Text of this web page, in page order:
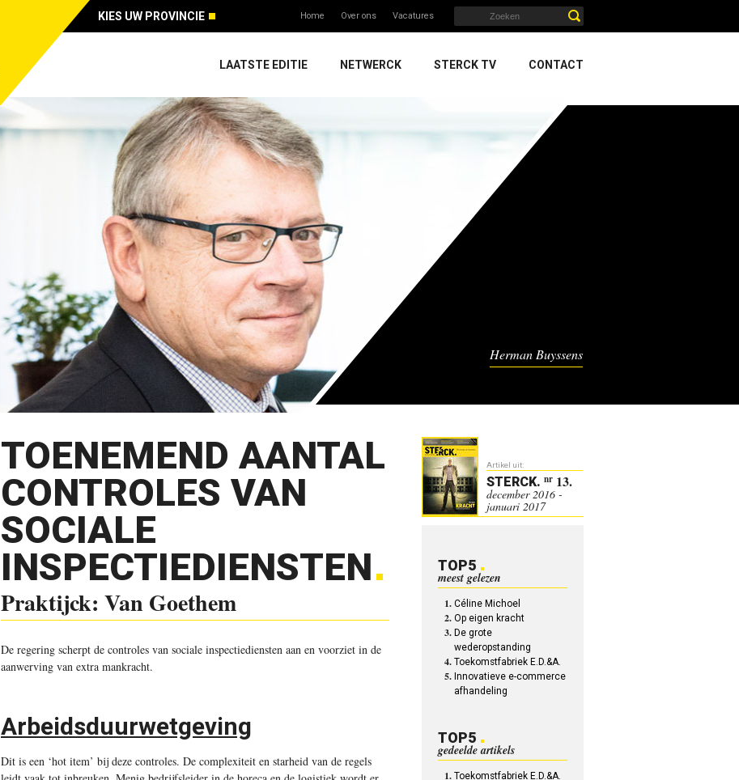
KIES UW PROVINCIE Home Over ons Vacatures
LAATSTE EDITIE NETWERCK STERCK TV CONTACT
Herman Buyssens
TOENEMEND AANTAL
CONTROLES VAN
SOCIALE
INSPECTIEDIENSTEN
Praktijck: Van Goethem
De regering scherpt de controles van sociale inspectiediensten aan en voorziet in de
aanwerving van extra mankracht.
Arbeidsduurwetgeving
Dit is een ‘hot item’ bij deze controles. De complexiteit en starheid van de regels
Artikel uit:
STERCK. nr 13.
december 2016 -
januari 2017
TOP5
meest gelezen
Céline Michoel
Op eigen kracht
De grote
wederopstanding
Toekomstfabriek E.D.&A.
Innovatieve e-commerce
afhandeling
TOP5
gedeelde artikels
Toekomstfabriek E.D.&A.